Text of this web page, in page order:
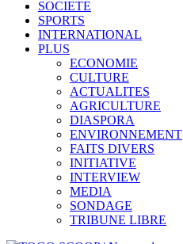
SOCIETE
SPORTS
INTERNATIONAL
PLUS
ECONOMIE
CULTURE
ACTUALITES
AGRICULTURE
DIASPORA
ENVIRONNEMENT
FAITS DIVERS
INITIATIVE
INTERVIEW
MEDIA
SONDAGE
TRIBUNE LIBRE